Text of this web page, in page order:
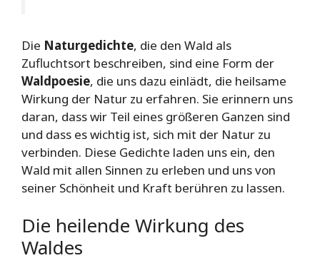
Die Naturgedichte, die den Wald als
Zufluchtsort beschreiben, sind eine Form der
Waldpoesie, die uns dazu einlädt, die heilsame
Wirkung der Natur zu erfahren. Sie erinnern uns
daran, dass wir Teil eines größeren Ganzen sind
und dass es wichtig ist, sich mit der Natur zu
verbinden. Diese Gedichte laden uns ein, den
Wald mit allen Sinnen zu erleben und uns von
seiner Schönheit und Kraft berühren zu lassen.
Die heilende Wirkung des
Waldes